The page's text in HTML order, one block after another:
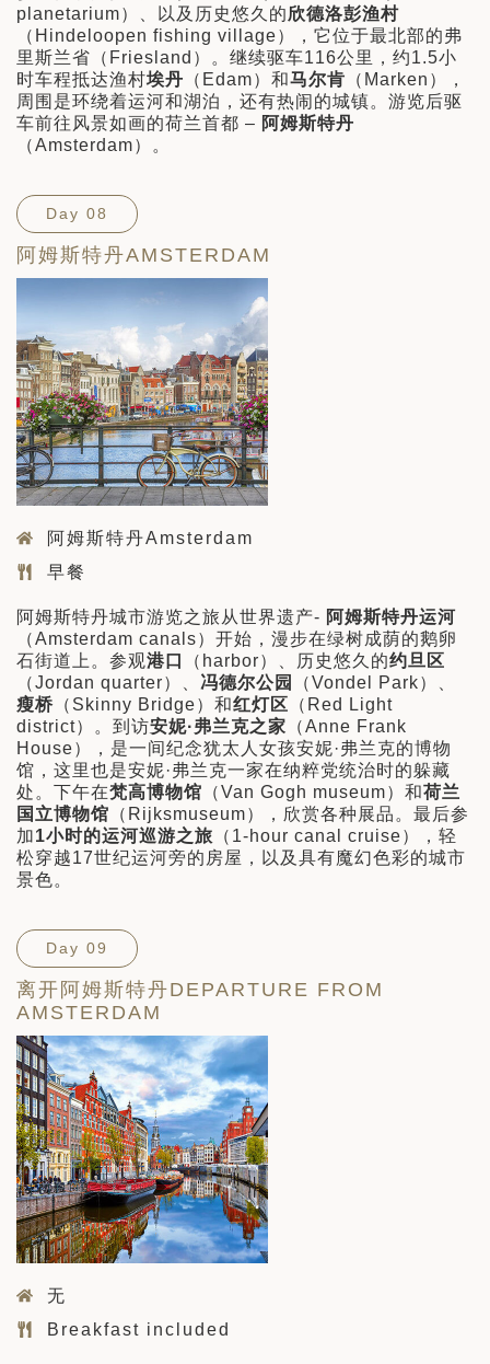
planetarium）、以及历史悠久的欣德洛彭渔村
（Hindeloopen fishing village），它位于最北部的弗
里斯兰省（Friesland）。继续驱车116公里，约1.5小
时车程抵达渔村埃丹 （Edam）和马尔肯 （Marken），
周围是环绕着运河和湖泊，还有热闹的城镇。游览后驱
车前往风景如画的荷兰首都 – 阿姆斯特丹
（Amsterdam）。
Day 08
阿姆斯特丹AMSTERDAM
阿姆斯特丹Amsterdam
早餐
阿姆斯特丹城市游览之旅从世界遗产- 阿姆斯特丹运河
（Amsterdam canals）开始，漫步在绿树成荫的鹅卵
石街道上。参观港口 （harbor）、历史悠久的约旦区
（Jordan quarter）、 冯德尔公园
（Vondel Park）、
瘦桥 （Skinny Bridge）和红灯区 （Red Light
district）。到访安妮·弗兰克之家 （Anne Frank
House），是一间纪念犹太人女孩安妮·弗兰克的博物
馆，这里也是安妮·弗兰克一家在纳粹党统治时的躲藏
处。下午在梵高博物馆 （Van Gogh museum）和荷兰
国立博物馆 （Rijksmuseum），欣赏各种展品。最后参
加1小时的运河巡游之旅 （1-hour canal cruise），轻
松穿越17世纪运河旁的房屋，以及具有魔幻色彩的城市
景色。
Day 09
离开阿姆斯特丹DEPARTURE FROM
AMSTERDAM
无
Breakfast included